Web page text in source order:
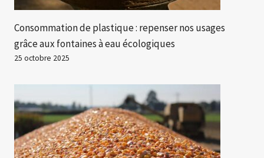
Consommation de plastique : repenser nos usages
grâce aux fontaines à eau écologiques
25 octobre 2025